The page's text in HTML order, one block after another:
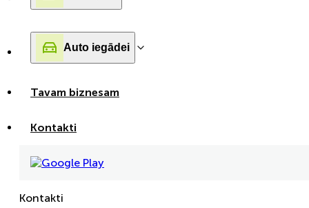
Auto iegādei
Tavam biznesam
Kontakti
Kontakti